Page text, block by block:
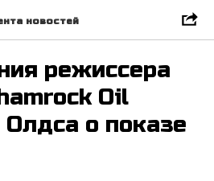
новостей
режиссера
Oil
Олдса о показе